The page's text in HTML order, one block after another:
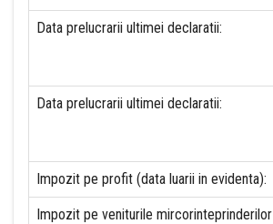
Data prelucrarii ultimei declaratii:
Data prelucrarii ultimei declaratii:
Impozit pe profit (data luarii in evidenta):
Impozit pe veniturile mircorinteprinderilor